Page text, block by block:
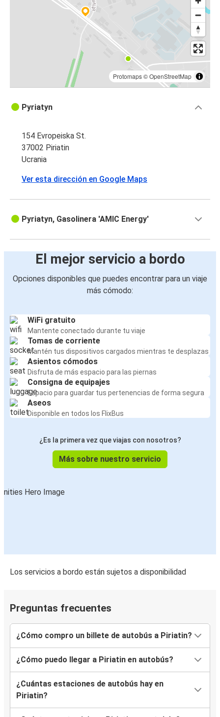
Protomaps©OpenStreetMap
Pyriatyn
154 Evropeiska St.
37002 Piriatin
Ucrania
Ver esta dirección en Google Maps
Pyriatyn, Gasolinera 'AMIC Energy'
El mejor servicio a bordo
Opciones disponibles que puedes encontrar para un viaje
más cómodo:
WiFi gratuito
Mantente conectado durante tu viaje
Tomas de corriente
Mantén tus dispositivos cargados mientras te desplazas
Asientos cómodos
Disfruta de más espacio para las piernas
Consigna de equipajes
Espacio para guardar tus pertenencias de forma segura
Aseos
Disponible en todos los FlixBus
¿Es la primera vez que viajas con nosotros?
Más sobre nuestro servicio
Los servicios a bordo están sujetos a disponibilidad
Preguntas frecuentes
¿Cómo compro un billete de autobús a Piriatin?
¿Cómo puedo llegar a Piriatin en autobús?
¿Cuántas estaciones de autobús hay en
Piriatin?